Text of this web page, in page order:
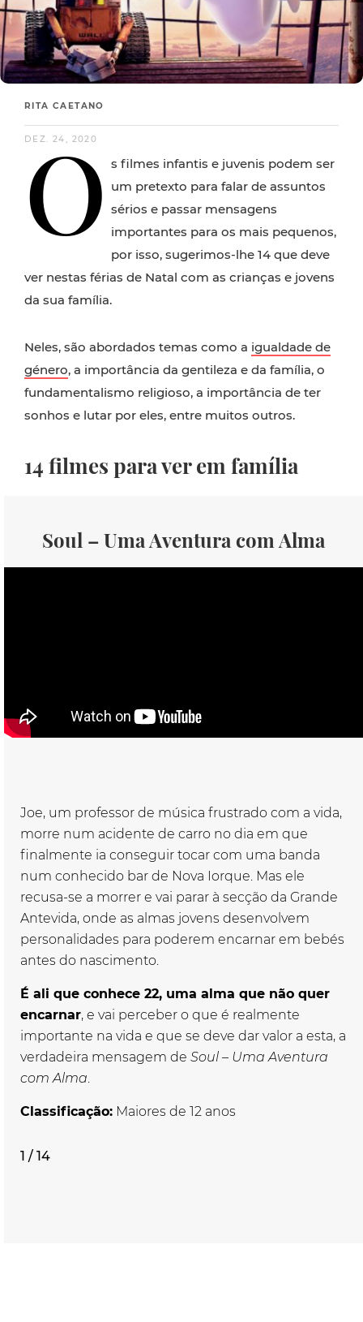
RITA CAETANO
DEZ. 24, 2020
O s filmes infantis e juvenis podem ser
um pretexto para falar de assuntos
sérios e passar mensagens
importantes para os mais pequenos,
por isso, sugerimos-lhe 14 que deve
ver nestas férias de Natal com as crianças e jovens
da sua família.
Neles, são abordados temas como a igualdade de
género, a importância da gentileza e da família, o
fundamentalismo religioso, a importância de ter
sonhos e lutar por eles, entre muitos outros.
14 filmes para ver em família
Soul – Uma Aventura com Alma
Joe, um professor de música frustrado com a vida,
morre num acidente de carro no dia em que
finalmente ia conseguir tocar com uma banda
num conhecido bar de Nova Iorque. Mas ele
recusa-se a morrer e vai parar à secção da Grande
Antevida, onde as almas jovens desenvolvem
personalidades para poderem encarnar em bebés
antes do nascimento.
É ali que conhece 22, uma alma que não quer
encarnar, e vai perceber o que é realmente
importante na vida e que se deve dar valor a esta, a
verdadeira mensagem de Soul – Uma Aventura
com Alma.
Classificação: Maiores de 12 anos
1 / 14